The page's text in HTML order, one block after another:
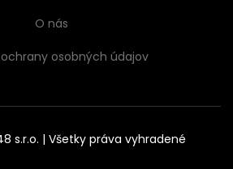
O nás
osobných údajov
s.r.o. | Všetky práva vyhradené